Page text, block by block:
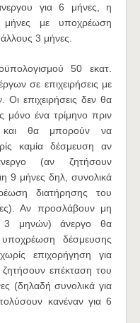
για 6 μήνες, η
μήνες με υποχρέωση
3 μήνες.
50 εκατ.
σε επιχειρήσεις με
επιχειρήσεις δεν θα
μόνο ένα τρίμηνο πριν
θα μπορούν να
καμία δέσμευση αν
(αν ζητήσουν
9 μήνες δηλ, συνολικά
διατήρησης του
Αν προσλάβουν μη
3 μηνών) άνεργο θα
δέσμευσης
επιχορήγηση για
επέκταση του
(δηλαδή συνολικά για
κανέναν για 6